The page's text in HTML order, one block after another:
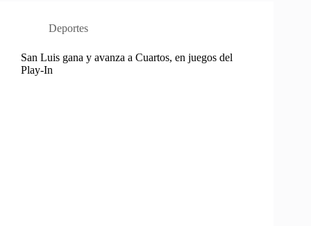
Deportes
San Luis gana y avanza a Cuartos, en juegos del
Play-In